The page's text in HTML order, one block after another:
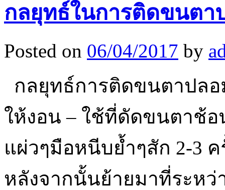
กลยุทธ์ในการติดขนตา
Posted on 06/04/2017 by
กลยุทธ์การติดขนตาปล
ให้งอน – ใช้ที่ดัดขนตาช้
แผ่วๆมือหนีบย้ำๆสัก 2-3
หลังจากนั้นย้ายมาที่ระห